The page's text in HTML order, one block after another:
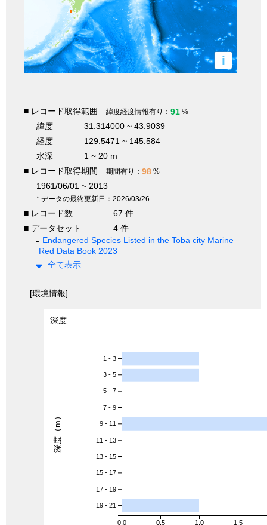
i
■ レコード取得範囲 緯度経度情報有り： 91 %
緯度
31.314000 ~ 43.9039
経度
129.5471 ~ 145.584
水深
1 ~ 20 m
■ レコード取得期間
期間有り： 98 %
1961/06/01 ~ 2013
* データの最終更新日：2026/03/26
■ レコード数
67 件
■ データセット
4 件
Endangered Species Listed in the Toba city Marine
Red Data Book 2023
全て表示
[環境情報]
深度
0.0 0.5 1.0 1.5
1 - 3
3 - 5
5 - 7
7 - 9
9 - 11
11 - 13
13 - 15
15 - 17
17 - 19
19 - 21
深度（m）